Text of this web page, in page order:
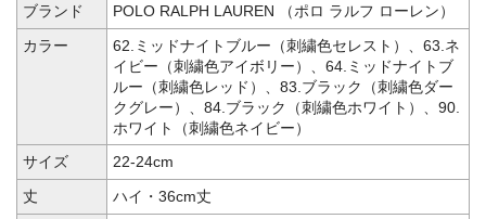
ブランド
POLO RALPH LAUREN （ポロ ラルフ ローレン）
カラー
62.ミッドナイトブルー（刺繍色セレスト）、63.ネ
イビー（刺繍色アイボリー）、64.ミッドナイトブ
ルー（刺繍色レッド）、83.ブラック（刺繍色ダー
クグレー）、84.ブラック（刺繍色ホワイト）、90.
ホワイト（刺繍色ネイビー）
サイズ
22-24cm
丈
ハイ・36cm丈